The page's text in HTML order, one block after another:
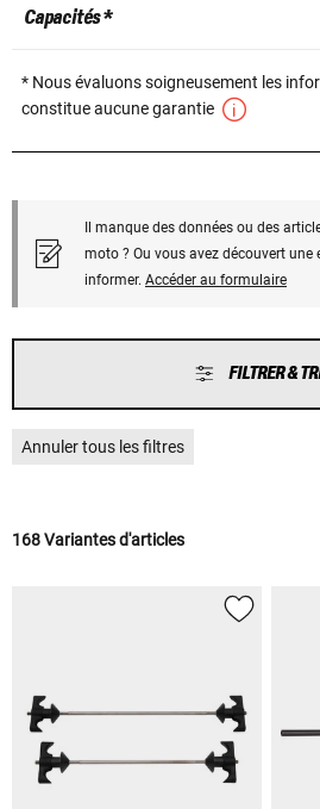
Capacités *
* Nous évaluons soigneusement les
constitue aucune garantie
Il manque des données ou des
moto ? Ou vous avez découvert une
informer. Accéder au formulaire
FILTRER &
Annuler tous les filtres
168 Variantes d'articles